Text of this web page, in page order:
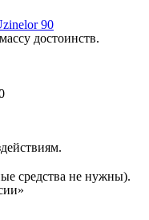
достоинств.
средства не нужны).
90